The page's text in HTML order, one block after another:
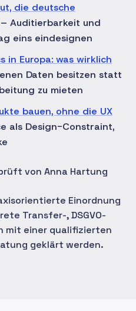
die deutsche
– Auditierbarkeit und
eins eindesignen
in Europa: was wirklich
Daten besitzen statt
zu mieten
bauen, ohne die UX
als Design-Constraint,
von Anna Hartung
Einordnung
Transfer-, DSGVO-
mit einer qualifizierten
geklärt werden.